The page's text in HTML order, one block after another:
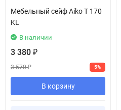
Мебельный сейф Aiko T 170
KL
В наличии
3 380 ₽
3 570₽ 5%
В корзину